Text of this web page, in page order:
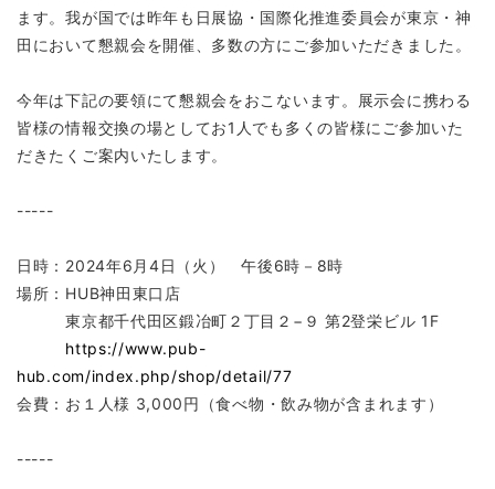
ます。我が国では昨年も日展協・国際化推進委員会が東京・神
田において懇親会を開催、多数の方にご参加いただきました。
今年は下記の要領にて懇親会をおこないます。展示会に携わる
皆様の情報交換の場としてお1人でも多くの皆様にご参加いた
だきたくご案内いたします。
-----
日時：2024年6月4日（火） 午後6時－8時
場所：HUB神田東口店
東京都千代田区鍛冶町２丁目２−９ 第2登栄ビル 1F
https://www.pub-
hub.com/index.php/shop/detail/77
会費：お１人様 3,000円（食べ物・飲み物が含まれます）
-----